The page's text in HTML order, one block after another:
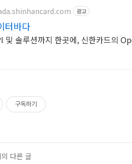
광고
터바다
및 솔루션까지 한곳에, 신한카드의
구독하기
다른 글